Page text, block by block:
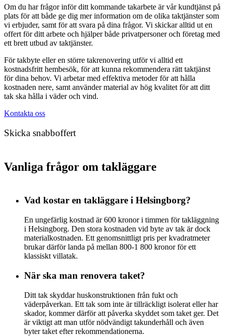
Om du har frågor inför ditt kommande takarbete är vår kundtjänst på
plats för att både ge dig mer information om de olika taktjänster som
vi erbjuder, samt för att svara på dina frågor. Vi skickar alltid ut en
offert för ditt arbete och hjälper både privatpersoner och företag med
ett brett utbud av taktjänster.
För takbyte eller en större takrenovering utför vi alltid ett
kostnadsfritt hembesök, för att kunna rekommendera rätt taktjänst
för dina behov. Vi arbetar med effektiva metoder för att hålla
kostnaden nere, samt använder material av hög kvalitet för att ditt
tak ska hålla i väder och vind.
Kontakta oss
Skicka snabboffert
Vanliga frågor om takläggare
Vad kostar en takläggare i Helsingborg?
En ungefärlig kostnad är 600 kronor i timmen för takläggning
i Helsingborg. Den stora kostnaden vid byte av tak är dock
materialkostnaden. Ett genomsnittligt pris per kvadratmeter
brukar därför landa på mellan 800-1 800 kronor för ett
klassiskt villatak.
När ska man renovera taket?
Ditt tak skyddar huskonstruktionen från fukt och
väderpåverkan. Ett tak som inte är tillräckligt isolerat eller har
skador, kommer därför att påverka skyddet som taket ger. Det
är viktigt att man utför nödvändigt takunderhåll och även
byter taket efter rekommendationerna.